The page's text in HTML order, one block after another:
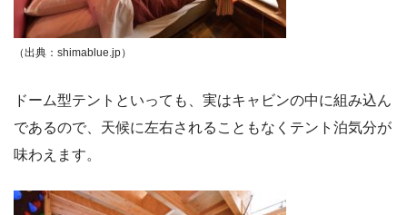
（出典：shimablue.jp）
ドーム型テントといっても、実はキャビンの中に組み込ん
であるので、天候に左右されることもなくテント泊気分が
味わえます。